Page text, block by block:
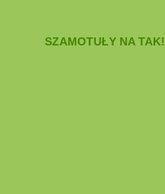
SZAMOTUŁY NA TAK!